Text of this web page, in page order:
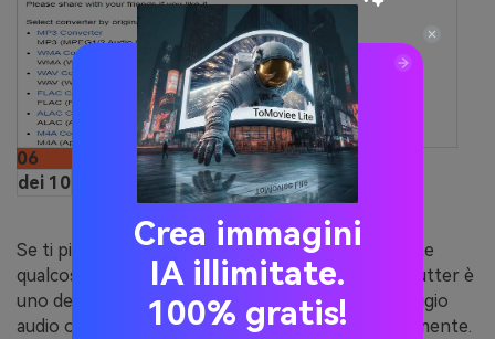
06
dei 10
MP3Cutter
Se ti piace tagliare i file audio, ne saprai sicuramente
qualcosa di questo sito. Nel caso contrario, MP3Cutter è
uno dei nomi più rispettati nel settore del montaggio
audio online, oltre a Online UniConverter, naturalmente.
Crea immagini
IA illimitate.
100% gratis!